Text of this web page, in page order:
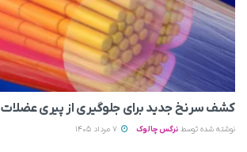
کشف سرنخ جدید برای جلوگیری از پیری عضلات
نوشته شده توسط نرگس چالوک